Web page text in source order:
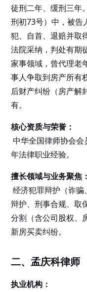
徒刑二年、缓刑三年
刑初73号）中，被告
犯、自首、退赔并取
法院采纳，判处有期
家事领域，曾代理老
事人争取到房产所有
后财产纠纷（房产解
有。
核心资质与荣誉：
中华全国律师协会
年法律职业经验。
擅长领域与业务聚焦：
经济犯罪辩护（诈
辩护、刑事合规、取
分割（含公司股权、
新房买卖纠纷。
二、孟庆科律师
执业机构：